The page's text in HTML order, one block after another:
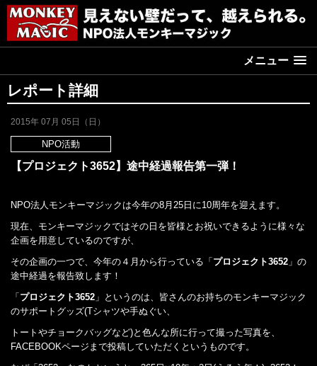
メニュー
レポート詳細
2015年 07月 05日（日）
NPO活動
【プロジェクト3652】途中経過報告第一弾！
NPO法人モンキーマジックは今年の8月25日に10周年を迎えます。
現在、モンキーマジックではその日を皆様とお祝いできるように様々な
企画を用意しているのですが、
その企画の一つで、今年の４月から行っている「 プロジェクト3652 」の
途中経過を報告致します！
「 プロジェクト3652 」というのは、皆さんのお持ちのモンキーマジック
のサポートグッズ(Tシャツや手ぬぐい、
トートやチョークバッグなど)と色んな所に行って撮った写真を、
FACEBOOKページまで投稿していただくというものです。